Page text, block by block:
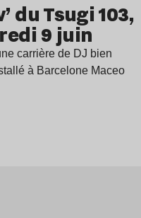
du Tsugi 103,
9 juin
carrière de DJ bien
à Barcelone Maceo